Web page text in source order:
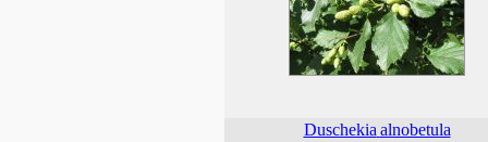
Duschekia alnobetula